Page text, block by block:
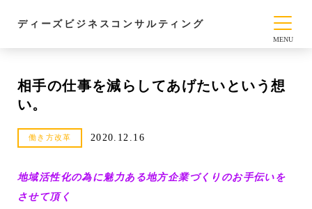
ディーズビジネスコンサルティング
相手の仕事を減らしてあげたいという想
い。
働き方改革 2020.12.16
地域活性化の為に魅力ある地方企業づくりのお手伝いを
させて頂く